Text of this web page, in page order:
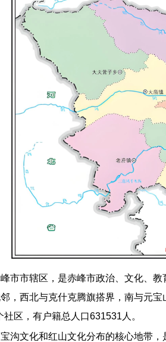
市市辖区，是赤峰市政治、文化、
，西北与克什克腾旗搭界，南与元
区，有户籍总人口631531人。
沟文化和红山文化分布的核心地带